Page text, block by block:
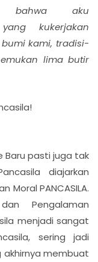
bahwa aku
kukerjakan
kami, tradisi-
lima butir
Baru pasti juga tak
diajarkan
Moral PANCASILA.
Pengalaman
menjadi sangat
sering jadi
akhirnya membuat